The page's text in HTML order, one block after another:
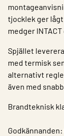
tjocklek ger
medger
Spjället
med termisk
alternativt
även med
Brandteknisk